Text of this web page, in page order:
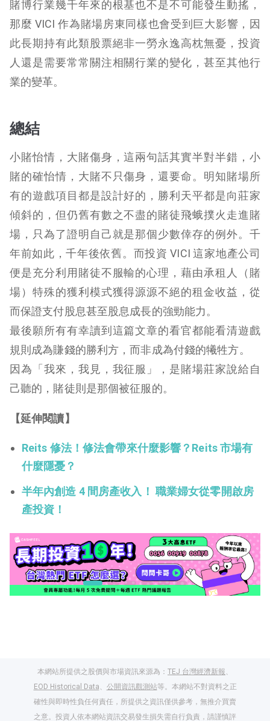
賭博行業幾千年來的根基也不是不可能發生動搖，
那麼 VICI 作為賭場房東同樣也會受到巨大影響，因
此長期持有此類股票絕非一勞永逸高枕無憂，投資
人還是需要常常關注相關行業的變化，甚至其他行
業的變革。
總結
小賭怡情，大賭傷身，這兩句話其實半對半錯，小
賭的確怡情，大賭不只傷身，還要命。明知賭場所
有的遊戲項目都是設計好的，勝利天平都是向莊家
傾斜的，但仍舊有數之不盡的賭徒飛蛾撲火走進賭
場，只為了證明自己就是那個少數倖存的例外。千
年前如此，千年後依舊。而投資 VICI 這家地產公司
便是充分利用賭徒不服輸的心理，藉由承租人（賭
場）特殊的獲利模式獲得源源不絕的租金收益，從
而保證支付股息甚至股息成長的強勁能力。
最後願所有有幸讀到這篇文章的看官都能看清遊戲
規則成為賺錢的勝利方，而非成為付錢的犧牲方。
因為「我來，我見，我征服」，是賭場莊家說給自
己聽的，賭徒則是那個被征服的。
【延伸閱讀】
Reits 修法！修法會帶來什麼影響？Reits 市場有
什麼隱憂？
半年內創造 4 間房產收入！ 職業婦女從零開啟房
產投資！
本網站所提供之股價與市場資訊來源為： TEJ 台灣經濟新報、
EOD Historical Data、 公開資訊觀測站等。本網站不對資料之正
確性與即時性負任何責任，所提供之資訊僅供參考，無推介買賣
之意。投資人依本網站資訊交易發生損失需自行負責，請謹慎評